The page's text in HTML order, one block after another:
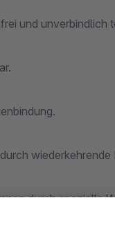
unverbindlich
wiederkehrende
durch spezielle